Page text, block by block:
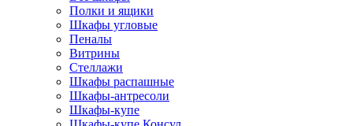
Полки и ящики
Шкафы угловые
Пеналы
Витрины
Стеллажи
Шкафы распашные
Шкафы-антресоли
Шкафы-купе